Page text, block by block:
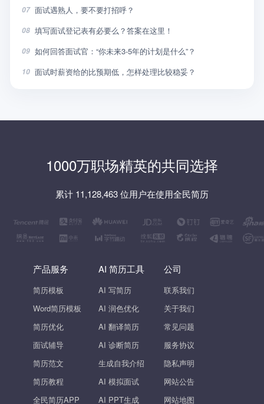
07 面试遇熟人，要不要打招呼？
08 填写面试登记表有必要么？答案在这里！
09 如何回答面试官：“你未来3-5年的计划是什么”？
10 面试时薪资给的比预期低，怎样处理比较稳妥？
1000万职场精英的共同选择
累计 11,128,463 位用户在使用全民简历
产品服务
简历模板
Word简历模板
简历优化
面试辅导
简历范文
简历教程
全民简历APP
AI 简历工具
AI 写简历
AI 润色优化
AI 翻译简历
AI 诊断简历
生成自我介绍
AI 模拟面试
AI PPT生成
公司
联系我们
关于我们
常见问题
服务协议
隐私声明
网站公告
网站地图